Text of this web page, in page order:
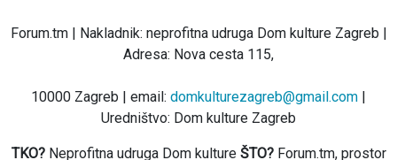
Forum.tm | Nakladnik: neprofitna udruga Dom kulture Zagreb |
Adresa: Nova cesta 115,
10000 Zagreb | email: domkulturezagreb@gmail.com
Uredništvo: Dom kulture Zagreb
TKO?Neprofitna udruga Dom kulture ŠTO?Forum.tm, prostor